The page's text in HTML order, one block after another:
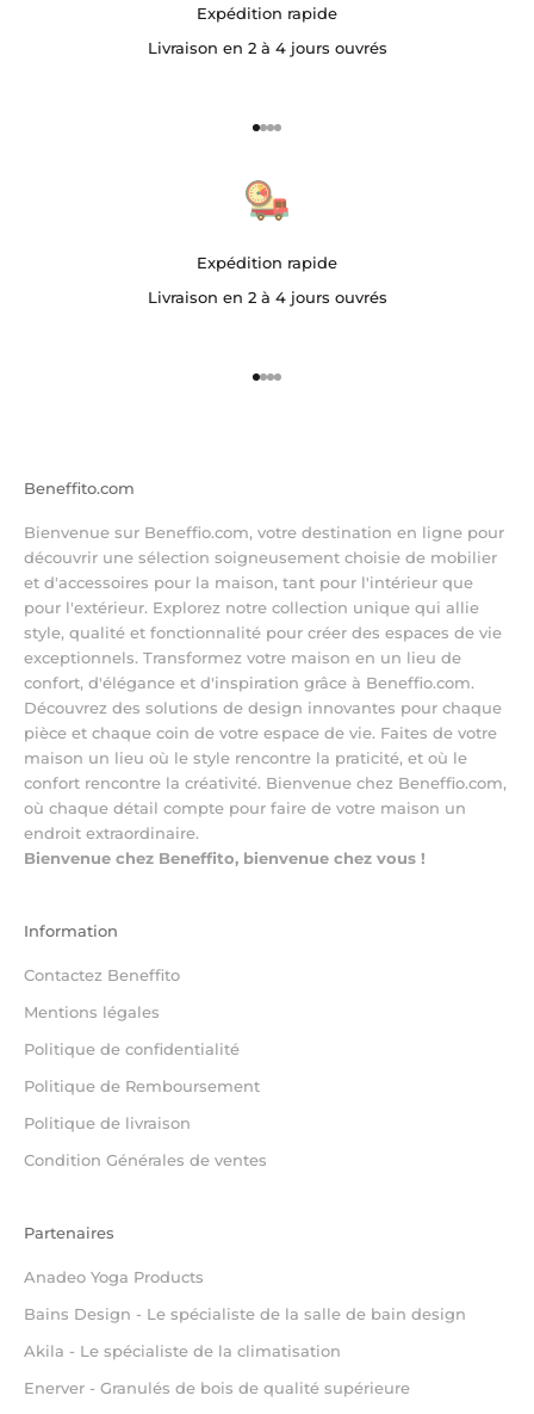
Expédition rapide
Livraison en 2 à 4 jours ouvrés
Aller à l'élément 1
Aller à l'élément 2
Aller à l'élément 3
Aller à l'élément 4
Expédition rapide
Livraison en 2 à 4 jours ouvrés
Aller à l'élément 1
Aller à l'élément 2
Aller à l'élément 3
Aller à l'élément 4
Beneffito.com
Bienvenue sur Beneffio.com, votre destination en ligne pour
découvrir une sélection soigneusement choisie de mobilier
et d'accessoires pour la maison, tant pour l'intérieur que
pour l'extérieur. Explorez notre collection unique qui allie
style, qualité et fonctionnalité pour créer des espaces de vie
exceptionnels. Transformez votre maison en un lieu de
confort, d'élégance et d'inspiration grâce à Beneffio.com.
Découvrez des solutions de design innovantes pour chaque
pièce et chaque coin de votre espace de vie. Faites de votre
maison un lieu où le style rencontre la praticité, et où le
confort rencontre la créativité. Bienvenue chez Beneffio.com,
où chaque détail compte pour faire de votre maison un
endroit extraordinaire.
Bienvenue chez Beneffito, bienvenue chez vous !
Information
Contactez Beneffito
Mentions légales
Politique de confidentialité
Politique de Remboursement
Politique de livraison
Condition Générales de ventes
Partenaires
Anadeo Yoga Products
Bains Design - Le spécialiste de la salle de bain design
Akila - Le spécialiste de la climatisation
Enerver - Granulés de bois de qualité supérieure